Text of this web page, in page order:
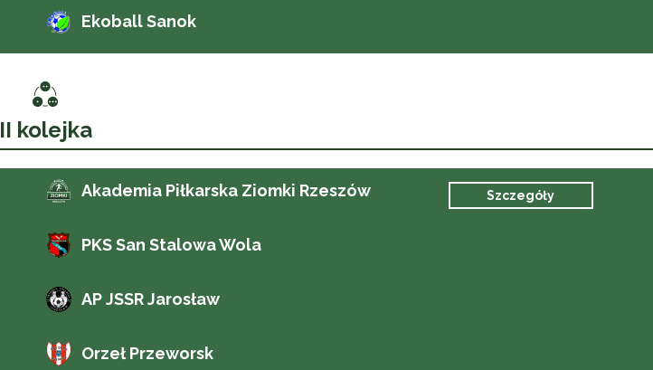
Ekoball Sanok
II kolejka
Akademia Piłkarska Ziomki Rzeszów Szczegóły
PKS San Stalowa Wola
AP JSSR Jarosław
Orzeł Przeworsk